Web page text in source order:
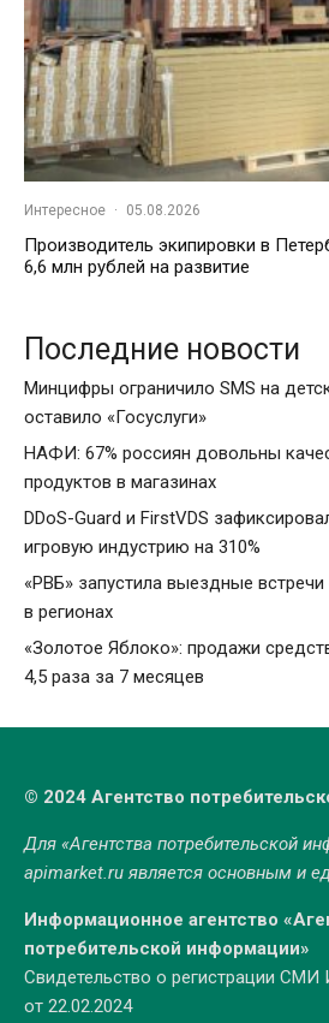
Интересное · 05.08.2026
Производитель экипировки в
6,6 млн рублей на развитие
Последние новости
Минцифры ограничило SMS на
оставило «Госуслуги»
НАФИ: 67% россиян довольны
продуктов в магазинах
DDoS-Guard и FirstVDS
игровую индустрию на 310%
«РВБ» запустила выездные
в регионах
«Золотое Яблоко»: продажи
4,5 раза за 7 месяцев
© 2024 Агентство
Для «Агентства потребительской
apimarket.ruявляется основным и
Информационное агентство
потребительской информации»
Свидетельство о регистрации
от 22.02.2024